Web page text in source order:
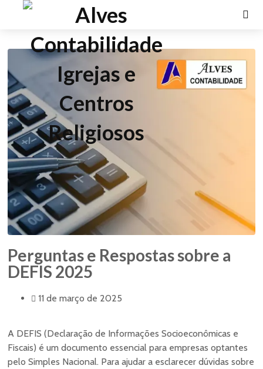
Perguntas e Respostas sobre a
DEFIS 2025
11 de março de 2025
A DEFIS (Declaração de Informações Socioeconômicas e
Fiscais) é um documento essencial para empresas optantes
pelo Simples Nacional. Para ajudar a esclarecer dúvidas sobre